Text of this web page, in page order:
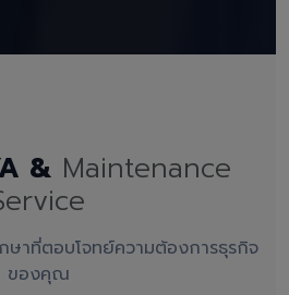
& Maintenance
ษาที่ตอบโจทย์ความต้องการธุรกิจ
ของคุณ